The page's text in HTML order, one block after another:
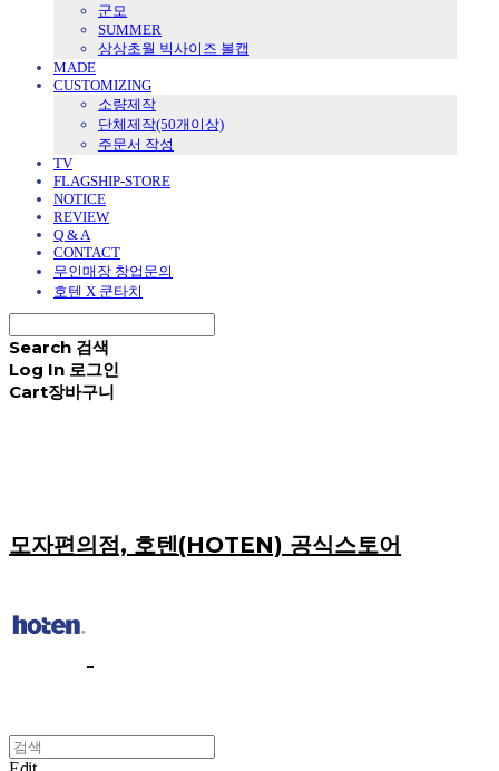
군모
SUMMER
상상초월 빅사이즈 볼캡
MADE
CUSTOMIZING
소량제작
단체제작(50개이상)
주문서 작성
TV
FLAGSHIP-STORE
NOTICE
REVIEW
Q & A
CONTACT
무인매장 창업문의
호텐 X 쿤타치
Search 검색
Log In 로그인
Cart장바구니
모자편의점, 호텐(HOTEN) 공식스토어